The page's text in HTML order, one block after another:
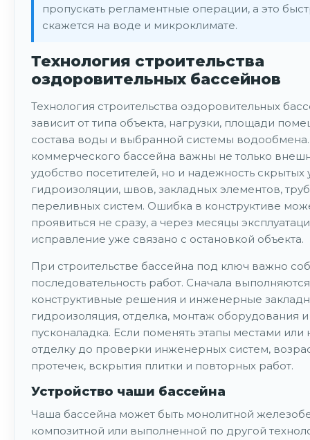
пропускать регламентные операции, а это
скажется на воде и микроклимате.
Технология строительства
оздоровительных бассейнов
Технология строительства оздоровительных
зависит от типа объекта, нагрузки, площади
состава воды и выбранной системы
коммерческого бассейна важны не только
удобство посетителей, но и надежность скрытых
гидроизоляции, швов, закладных элементов,
переливных систем. Ошибка в конструктиве
проявиться не сразу, а через месяцы
исправление уже связано с остановкой объекта.
При строительстве бассейна под ключ важно
последовательность работ. Сначала выполняются
конструктивные решения и инженерные
гидроизоляция, отделка, монтаж оборудования и
пусконаладка. Если поменять этапы местами или
отделку до проверки инженерных систем,
протечек, вскрытия плитки и повторных работ.
Устройство чаши бассейна
Чаша бассейна может быть монолитной
композитной или выполненной по другой